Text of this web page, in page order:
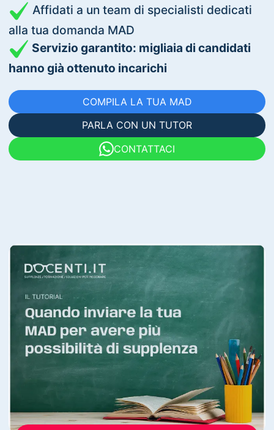
Affidati a un team di specialisti dedicati
alla tua domanda MAD
Servizio garantito: migliaia di candidati
hanno già ottenuto incarichi
COMPILA LA TUA MAD
PARLA CON UN TUTOR
CONTATTACI